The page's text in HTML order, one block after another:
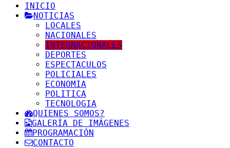
INICIO
NOTICIAS
LOCALES
NACIONALES
INTERNACIONALES
DEPORTES
ESPECTACULOS
POLICIALES
ECONOMIA
POLITICA
TECNOLOGIA
QUIENES SOMOS?
GALERÍA DE IMÁGENES
PROGRAMACIÓN
CONTACTO